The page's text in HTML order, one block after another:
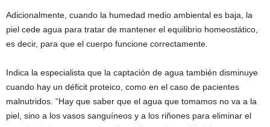
Adicionalmente, cuando la humedad medio ambiental es baja, la
piel cede agua para tratar de mantener el equilibrio homeostático,
es decir, para que el cuerpo funcione correctamente.
Indica la especialista que la captación de agua también disminuye
cuando hay un déficit proteico, como en el caso de pacientes
malnutridos. “Hay que saber que el agua que tomamos no va a la
piel, sino a los vasos sanguíneos y a los riñones para eliminar el